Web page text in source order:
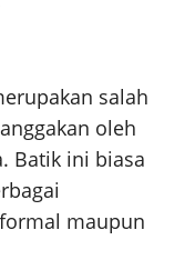
salah
oleh
Batik ini biasa
maupun